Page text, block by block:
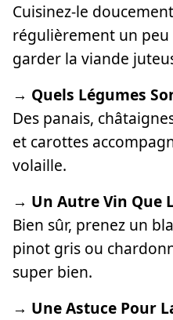
Cuisinez-le
régulièrement un
garder la viande
→ Quels Légumes
Des panais,
et carottes
volaille.
→ Un Autre Vin Que
Bien sûr, prenez un
pinot gris ou
super bien.
→ Une Astuce Pour